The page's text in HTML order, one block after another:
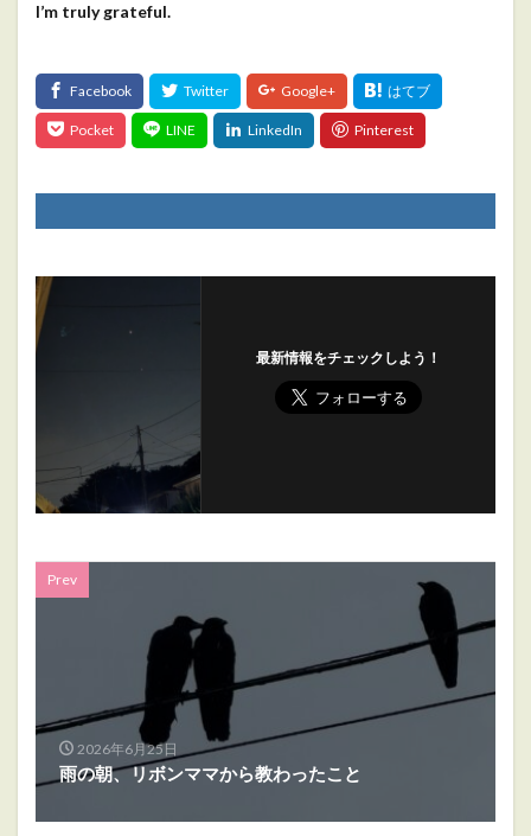
I’m truly grateful.
最新情報をチェックしよう！
Prev
2026年6月25日
雨の朝、リボンママから教わったこと